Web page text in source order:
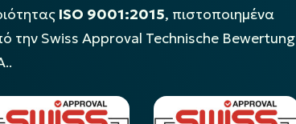
ISO 9001:2015, πιστοποιημένα
την Swiss Approval Technische Bewertung